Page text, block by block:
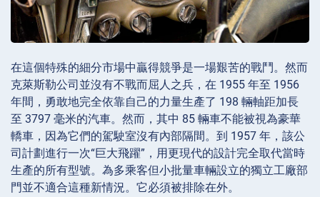
在這個特殊的細分市場中贏得競爭是一場艱苦的戰鬥。然而
克萊斯勒公司並沒有不戰而屈人之兵，在 1955 年至 1956
年間，勇敢地完全依靠自己的力量生產了 198 輛軸距加長
至 3797 毫米的汽車。然而，其中 85 輛車不能被視為豪華
轎車，因為它們的駕駛室沒有內部隔間。到 1957 年，該公
司計劃進行一次“巨大飛躍”，用更現代的設計完全取代當時
生產的所有型號。為多乘客但小批量車輛設立的獨立工廠部
門並不適合這種新情況。它必須被排除在外。